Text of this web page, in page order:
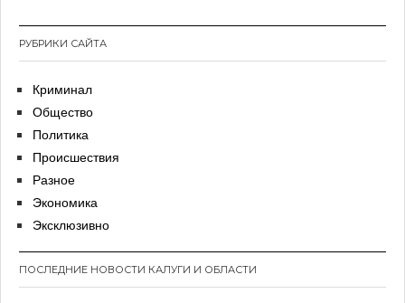
записям
РУБРИКИ САЙТА
Криминал
Общество
Политика
Происшествия
Разное
Экономика
Эксклюзивно
ПОСЛЕДНИЕ НОВОСТИ КАЛУГИ И ОБЛАСТИ